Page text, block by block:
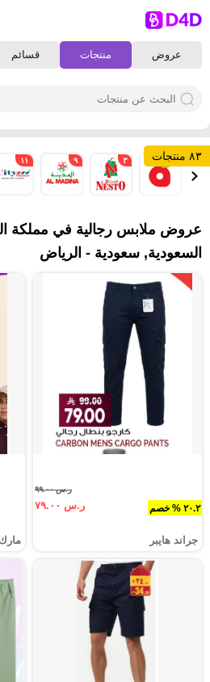
عروض منتجات قسائم
٨٣ منتجات ١ ٣ ٩ ١١
عروض ملابس رجالية في مملكة
السعودية, سعودية - الرياض
٢٠.٢ % خصم
ر.س ٩٩.٠٠
ر.س ٧٩.٠٠
جراند هايبر